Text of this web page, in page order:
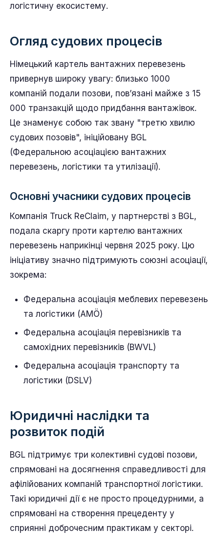
логістичну екосистему.
Огляд судових процесів
Німецький картель вантажних перевезень
привернув широку увагу: близько 1000
компаній подали позови, пов’язані майже з 15
000 транзакцій щодо придбання вантажівок.
Це знаменує собою так звану "третю хвилю
судових позовів", ініційовану BGL
(Федеральною асоціацією вантажних
перевезень, логістики та утилізації).
Основні учасники судових процесів
Компанія Truck ReClaim, у партнерстві з BGL,
подала скаргу проти картелю вантажних
перевезень наприкінці червня 2025 року. Цю
ініціативу значно підтримують союзні асоціації,
зокрема:
Федеральна асоціація меблевих перевезень
та логістики (AMÖ)
Федеральна асоціація перевізників та
самохідних перевізників (BWVL)
Федеральна асоціація транспорту та
логістики (DSLV)
Юридичні наслідки та
розвиток подій
BGL підтримує три колективні судові позови,
спрямовані на досягнення справедливості для
афілійованих компаній транспортної логістики.
Такі юридичні дії є не просто процедурними, а
спрямовані на створення прецеденту у
сприянні доброчесним практикам у секторі.